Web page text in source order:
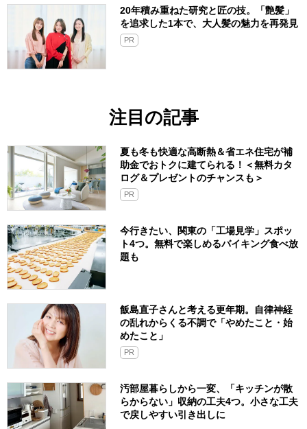
20年積み重ねた研究と匠の技。「艶髪」
を追求した1本で、大人髪の魅力を再発見
PR
注目の記事
夏も冬も快適な高断熱＆省エネ住宅が補
助金でおトクに建てられる！＜無料カタ
ログ＆プレゼントのチャンスも＞
PR
今行きたい、関東の「工場見学」スポッ
ト4つ。無料で楽しめるバイキング食べ放
題も
飯島直子さんと考える更年期。自律神経
の乱れからくる不調で「やめたこと・始
めたこと」
PR
汚部屋暮らしから一変、「キッチンが散
らからない」収納の工夫4つ。小さな工夫
で戻しやすい引き出しに